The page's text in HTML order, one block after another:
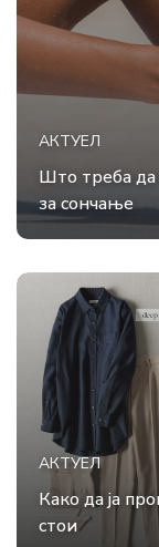
АКТУЕЛ
Што треба да
за сончање
АКТУЕЛ
Како да ја
стои